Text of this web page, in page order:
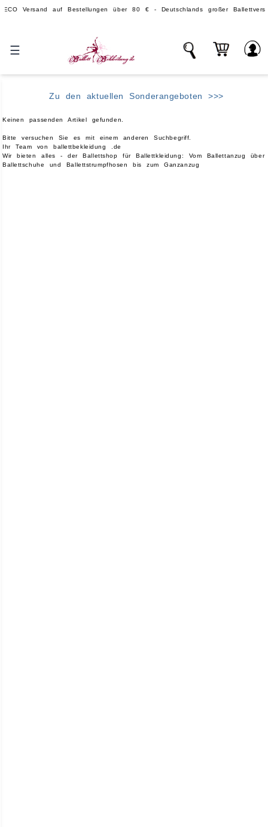
Versand auf Bestellungen über 80 € - Deutschlands großer Ballettversand.
☰
Zu den aktuellen Sonderangeboten >>>
Keinen passenden Artikel gefunden.
Bitte versuchen Sie es mit einem anderen Suchbegriff.
Ihr Team von ballettbekleidung .de
Wir bieten alles - der Ballettshop für Ballettkleidung: Vom Ballettanzug über
Ballettschuhe und Ballettstrumpfhosen bis zum Ganzanzug